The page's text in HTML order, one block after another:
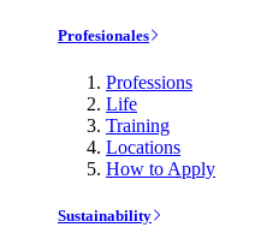
Profesionales
Professions
Life
Training
Locations
How to Apply
Sustainability